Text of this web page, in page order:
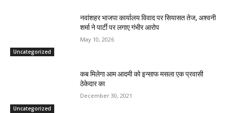
Uncategorized
नवांशहर भाजपा कार्यालय विवाद पर सियासत तेज, अश्वनी
शर्मा ने पार्टी पर लगाए गंभीर आरोप
May 10, 2026
Uncategorized
कब मिलेगा आम आदमी को इन्साफ मसला एक प्रवासी
ठेकेदार का
December 30, 2021